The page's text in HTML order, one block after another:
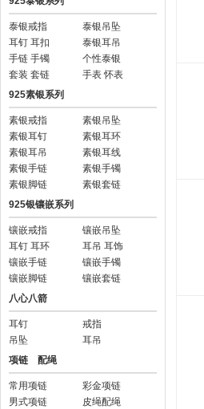
泰银戒指
泰银吊坠
耳钉 耳扣
泰银耳吊
手链 手镯
个性泰银
套装 套链
手表 怀表
925素银系列
素银戒指
素银吊坠
素银耳钉
素银耳环
素银耳吊
素银耳线
素银手链
素银手镯
素银脚链
素银套链
925银镶嵌系列
镶嵌戒指
镶嵌吊坠
耳钉 耳环
耳吊 耳饰
镶嵌手链
镶嵌手镯
镶嵌脚链
镶嵌套链
八心八箭
耳钉
戒指
吊坠
耳吊
项链 配绳
常用项链
彩金项链
男式项链
皮绳配绳